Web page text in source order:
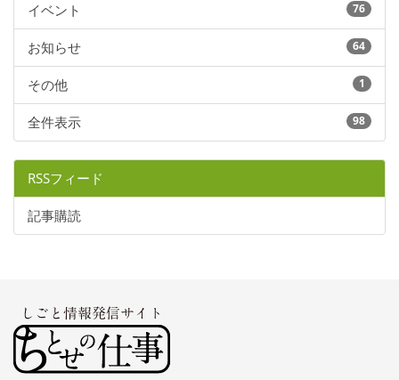
イベント 76
お知らせ 64
その他 1
全件表示 98
RSSフィード
記事購読